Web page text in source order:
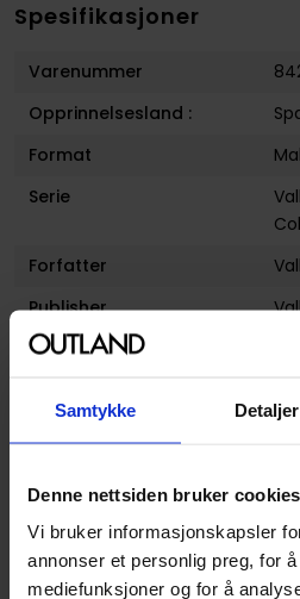
Samtykke Detaljer
Denne nettsiden bruker cookies
Vi bruker informasjonskapsler
annonser et personlig preg, for
mediefunksjoner og for å
Spesifikasjoner
Varenummer
Opprinnelsesland :
Format
Serie
Forfatter
Publisher
Avansert Format